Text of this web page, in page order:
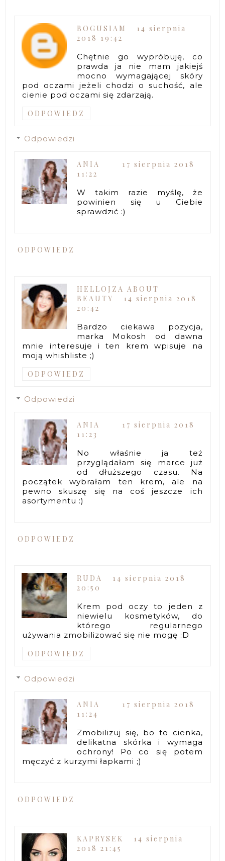
BOGUSIAM
14 sierpnia
2018 19:42
Chętnie go wypróbuję, co
prawda ja nie mam jakiejś
mocno wymagającej skóry
pod oczami jeżeli chodzi o suchość, ale
cienie pod oczami się zdarzają.
ODPOWIEDZ
Odpowiedzi
ANIA
17 sierpnia 2018
11:22
W takim razie myślę, że
powinien się u Ciebie
sprawdzić :)
ODPOWIEDZ
HELLOJZA ABOUT
BEAUTY
14 sierpnia 2018
20:42
Bardzo ciekawa pozycja,
marka Mokosh od dawna
mnie interesuje i ten krem wpisuje na
moją whishliste ;)
ODPOWIEDZ
Odpowiedzi
ANIA
17 sierpnia 2018
11:23
No właśnie ja też
przyglądałam się marce już
od dłuższego czasu. Na
początek wybrałam ten krem, ale na
pewno skuszę się na coś jeszcze ich
asortymentu :)
ODPOWIEDZ
RUDA
14 sierpnia 2018
20:50
Krem pod oczy to jeden z
niewielu kosmetyków, do
którego regularnego
używania zmobilizować się nie mogę :D
ODPOWIEDZ
Odpowiedzi
ANIA
17 sierpnia 2018
11:24
Zmobilizuj się, bo to cienka,
delikatna skórka i wymaga
ochrony! Po co się potem
męczyć z kurzymi łapkami ;)
ODPOWIEDZ
KAPRYSEK
14 sierpnia
2018 21:45